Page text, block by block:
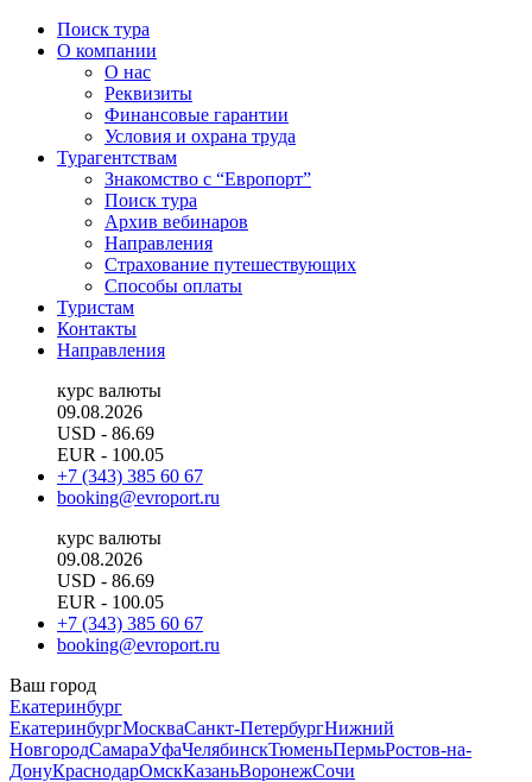
Поиск тура
О компании
О нас
Реквизиты
Финансовые гарантии
Условия и охрана труда
Турагентствам
Знакомство с “Европорт”
Поиск тура
Архив вебинаров
Направления
Страхование путешествующих
Способы оплаты
Туристам
Контакты
Направления
курс валюты
09.08.2026
USD - 86.69
EUR - 100.05
+7 (343) 385 60 67
booking@evroport.ru
курс валюты
09.08.2026
USD - 86.69
EUR - 100.05
+7 (343) 385 60 67
booking@evroport.ru
Ваш город
Екатеринбург
ЕкатеринбургМоскваСанкт-ПетербургНижний
НовгородСамараУфаЧелябинскТюменьПермьРостов-на-
ДонуКраснодарОмскКазаньВоронежСочи